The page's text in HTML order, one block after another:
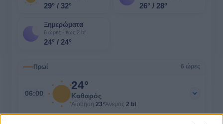
29° / 32° 26° / 28°
Ξημερώματα
6 ώρες · έως 2 bf
24° / 24°
Πρωί 6 ώρες
06:00
24°
Καθαρός
Αίσθηση23°Άνεμος2 bf